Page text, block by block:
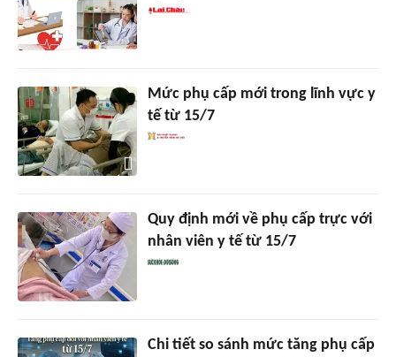
Mức phụ cấp mới trong lĩnh vực y
tế từ 15/7
Quy định mới về phụ cấp trực với
nhân viên y tế từ 15/7
Chi tiết so sánh mức tăng phụ cấp